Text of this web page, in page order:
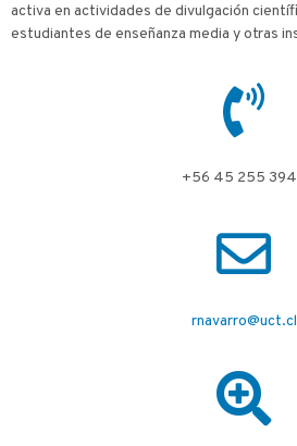
activa en actividades de divulgación
estudiantes de enseñanza media y otras
+56 45 255
rnavarro@uct.cl